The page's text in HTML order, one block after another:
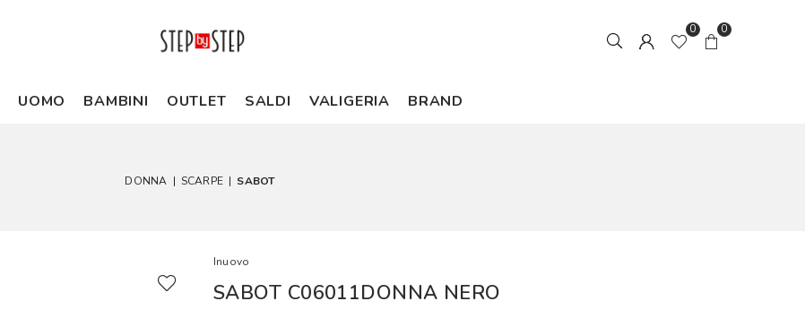
0 0
UOMO BAMBINI OUTLET SALDI VALIGERIA BRAND
DONNA | SCARPE | SABOT
Inuovo
SABOT C06011DONNA NERO